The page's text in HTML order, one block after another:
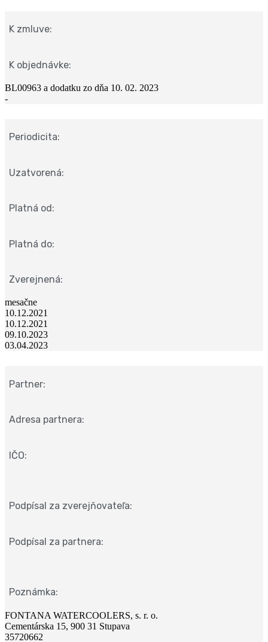
K zmluve:
K objednávke:
BL00963 a dodatku zo dňa 10. 02. 2023
-
Periodicita:
Uzatvorená:
Platná od:
Platná do:
Zverejnená:
mesačne
10.12.2021
10.12.2021
09.10.2023
03.04.2023
Partner:
Adresa partnera:
IČO:
Podpísal za zverejňovateľa:
Podpísal za partnera:
Poznámka:
FONTANA WATERCOOLERS, s. r. o.
Cementárska 15, 900 31 Stupava
35720662